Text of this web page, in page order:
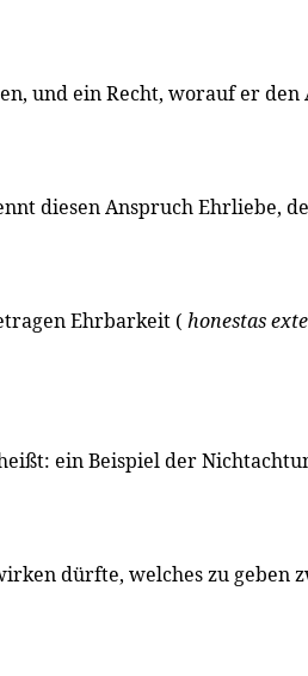
und ein Recht, worauf er
diesen Anspruch Ehrliebe,
Ehrbarkeit ( honestas
ein Beispiel der
dürfte, welches zu geben